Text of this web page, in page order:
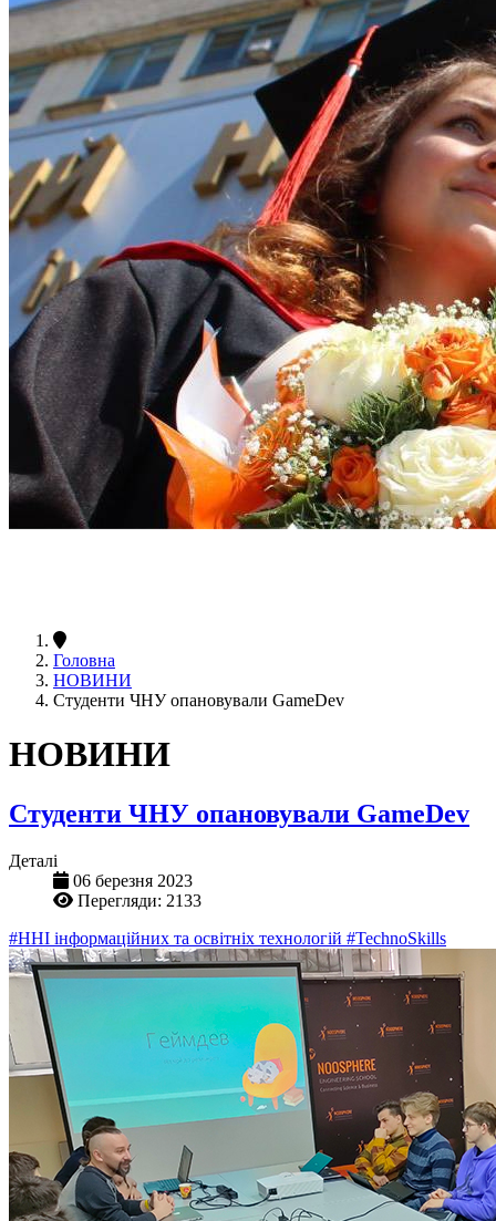
Головна
НОВИНИ
Студенти ЧНУ опановували GameDev
НОВИНИ
Студенти ЧНУ опановували GameDev
Деталі
06 березня 2023
Перегляди: 2133
#ННІ інформаційних та освітніх технологій #TechnoSkills